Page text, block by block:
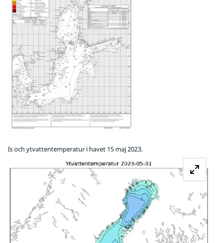
Is och ytvattentemperatur i havet 15 maj 2023.